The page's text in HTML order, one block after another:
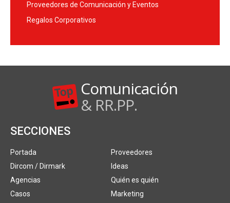
Proveedores de Comunicación y Eventos
Regalos Corporativos
Comunicación
& RR.PP.
SECCIONES
Portada
Dircom / Dirmark
Agencias
Casos
Proveedores
Ideas
Quién es quién
Marketing